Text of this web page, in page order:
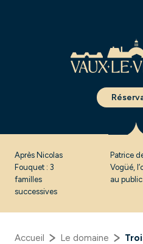
Après Nicolas
Fouquet : 3
familles
successives
Patrice
Vogüé,
au
Accueil Le domaine